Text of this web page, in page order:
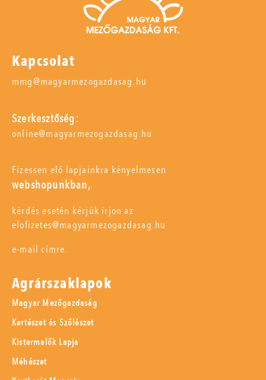
Kapcsolat
mmg@magyarmezogazdasag.hu
Szerkesztőség:
online@magyarmezogazdasag.hu
Fizessen elő lapjainkra kényelmesen
webshopunkban,
kérdés esetén kérjük írjon az
elofizetes@magyarmezogazdasag.hu
e-mail címre.
Agrárszaklapok
Magyar Mezőgazdaság
Kertészet és Szőlészet
Kistermelők Lapja
Méhészet